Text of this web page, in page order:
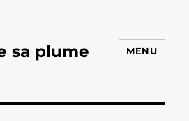
sa plume MENU